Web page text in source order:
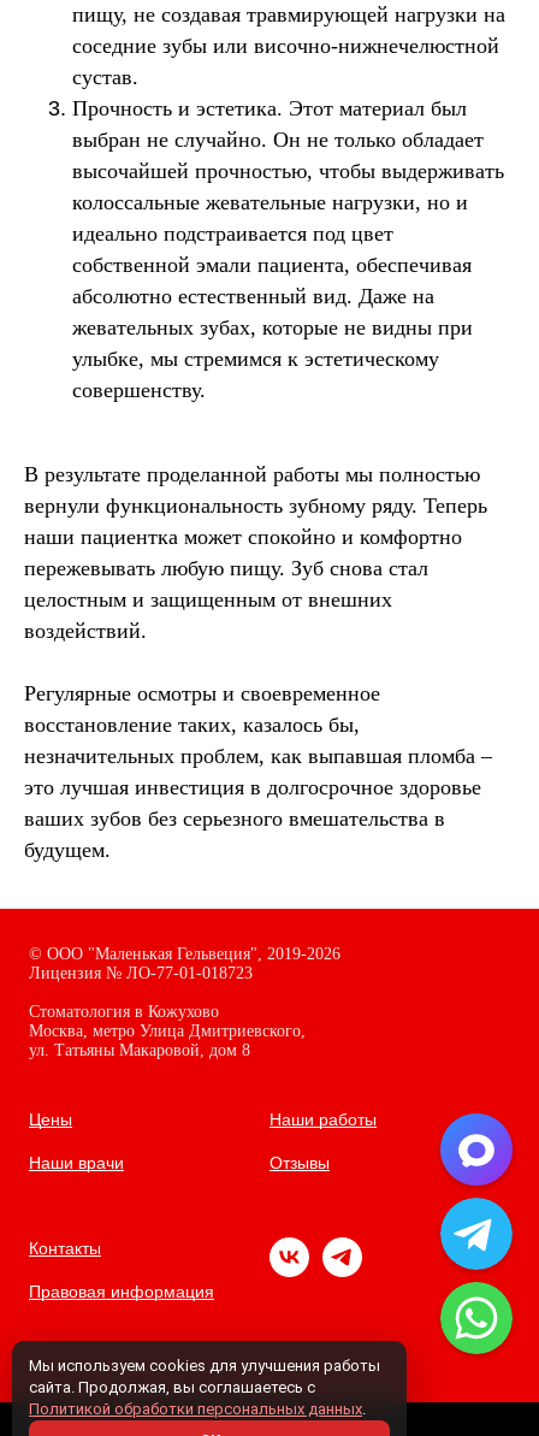
Мы используем cookies для улучшения работы
сайта. Продолжая, вы соглашаетесь с
Политикой обработки персональных данных.
пищу, не создавая травмирующей нагрузки на
соседние зубы или височно-нижнечелюстной
сустав.
Прочность и эстетика. Этот материал был
выбран не случайно. Он не только обладает
высочайшей прочностью, чтобы выдерживать
колоссальные жевательные нагрузки, но и
идеально подстраивается под цвет
собственной эмали пациента, обеспечивая
абсолютно естественный вид. Даже на
жевательных зубах, которые не видны при
улыбке, мы стремимся к эстетическому
совершенству.
В результате проделанной работы мы полностью
вернули функциональность зубному ряду. Теперь
наши пациентка может спокойно и комфортно
пережевывать любую пищу. Зуб снова стал
целостным и защищенным от внешних
воздействий.
Регулярные осмотры и своевременное
восстановление таких, казалось бы,
незначительных проблем, как выпавшая пломба –
это лучшая инвестиция в долгосрочное здоровье
ваших зубов без серьезного вмешательства в
будущем.
© ООО "Маленькая Гельвеция", 2019-2026
Лицензия № ЛО-77-01-018723
Стоматология в Кожухово
Москва, метро Улица Дмитриевского,
ул. Татьяны Макаровой, дом 8
Цены
Наши врачи
Наши работы
Отзывы
Контакты
Правовая информация